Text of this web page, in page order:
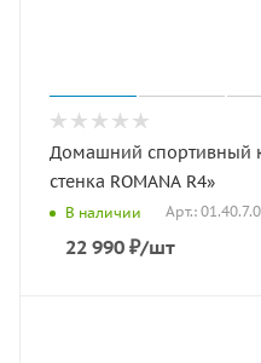
Домашний спортивный
стенка ROMANA R4»
В наличии Арт.:
22 990 ₽/шт